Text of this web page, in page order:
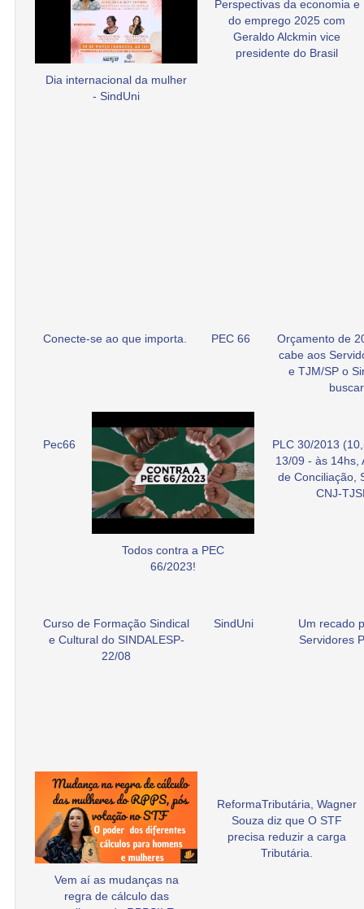
Dia internacional da mulher
- SindUni
Perspectivas da economia e
do emprego 2025 com
Geraldo Alckmin vice
presidente do Brasil
Conecte-se ao que importa. PEC 66
Orçamento de
cabe aos
e TJM/SP o
Pec66
Todos contra a PEC
66/2023!
PLC 30/2013
13/09 - às 14hs,
de Conciliação,
CNJ-
Curso de Formação Sindical
e Cultural do SINDALESP-
22/08
SindUni
Um recado
Servidores
Vem aí as mudanças na
regra de cálculo das
ReformaTributária, Wagner
Souza diz que O STF
precisa reduzir a carga
Tributária.